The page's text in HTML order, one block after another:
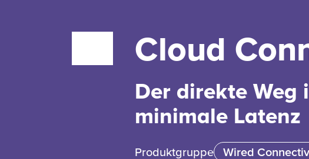
Cloud
Der direkte Weg
minimale Latenz
Produktgruppe Wired